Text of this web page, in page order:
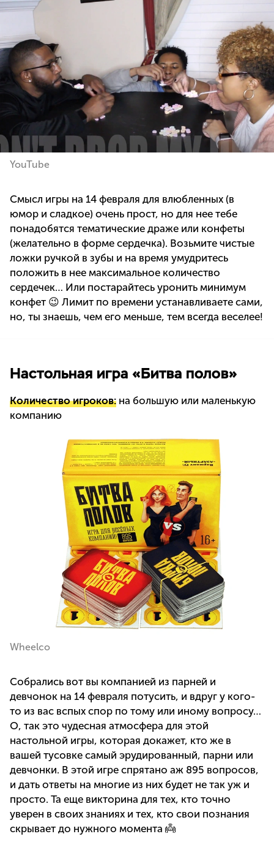
YouTube
Смысл игры на 14 февраля для влюбленных (в
юмор и сладкое) очень прост, но для нее тебе
понадобятся тематические драже или конфеты
(желательно в форме сердечка). Возьмите чистые
ложки ручкой в зубы и на время умудритесь
положить в нее максимальное количество
сердечек… Или постарайтесь уронить минимум
конфет 😉 Лимит по времени устанавливаете сами,
но, ты знаешь, чем его меньше, тем всегда веселее!
Настольная игра «Битва полов»
Количество игроков: на большую или маленькую
компанию
Wheelco
Собрались вот вы компанией из парней и
девчонок на 14 февраля потусить, и вдруг у кого-
то из вас вспых спор по тому или иному вопросу…
О, так это чудесная атмосфера для этой
настольной игры, которая докажет, кто же в
вашей тусовке самый эрудированный, парни или
девчонки. В этой игре спрятано аж 895 вопросов,
и дать ответы на многие из них будет не так уж и
просто. Та еще викторина для тех, кто точно
уверен в своих знаниях и тех, кто свои познания
скрывает до нужного момента 👼